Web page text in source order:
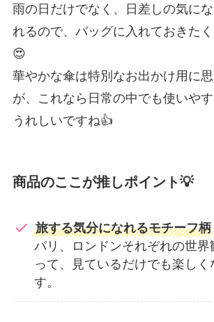
雨の日だけでなく、日差しの気に
れるので、バッグに入れておきた
😍
華やかな傘は特別なお出かけ用に
が、これなら日常の中でも使いや
うれしいですね👍
商品のここが推しポイント💡
旅する気分になれるモチーフ柄
パリ、ロンドンそれぞれの世界
って、見ているだけでも楽し
す。